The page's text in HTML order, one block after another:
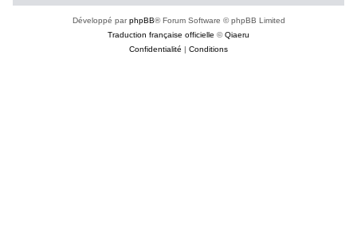
Développé parphpBB® Forum Software © phpBB Limited
Traduction française officielle ©Qiaeru
Confidentialité | Conditions